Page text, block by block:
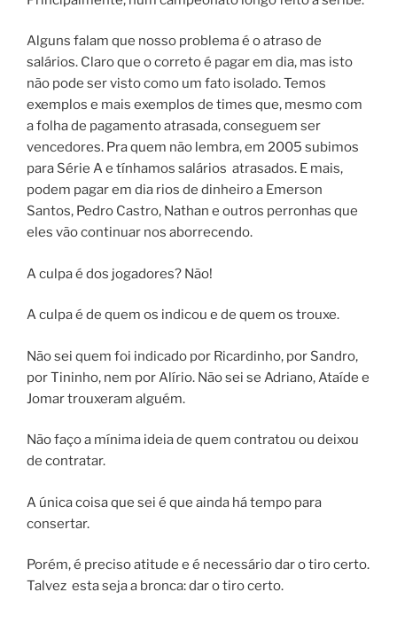
Alguns falam que nosso problema é o atraso de
salários. Claro que o correto é pagar em dia, mas isto
não pode ser visto como um fato isolado. Temos
exemplos e mais exemplos de times que, mesmo com
a folha de pagamento atrasada, conseguem ser
vencedores. Pra quem não lembra, em 2005 subimos
para Série A e tínhamos salários atrasados. E mais,
podem pagar em dia rios de dinheiro a Emerson
Santos, Pedro Castro, Nathan e outros perronhas que
eles vão continuar nos aborrecendo.
A culpa é dos jogadores? Não!
A culpa é de quem os indicou e de quem os trouxe.
Não sei quem foi indicado por Ricardinho, por Sandro,
por Tininho, nem por Alírio. Não sei se Adriano, Ataíde e
Jomar trouxeram alguém.
Não faço a mínima ideia de quem contratou ou deixou
de contratar.
A única coisa que sei é que ainda há tempo para
consertar.
Porém, é preciso atitude e é necessário dar o tiro certo.
Talvez esta seja a bronca: dar o tiro certo.